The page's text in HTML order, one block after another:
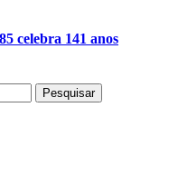
celebra 141 anos